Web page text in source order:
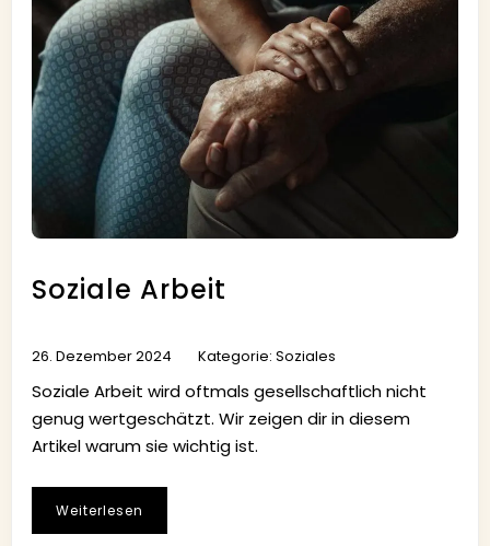
Soziale Arbeit
26. Dezember 2024 Kategorie: Soziales
Soziale Arbeit wird oftmals gesellschaftlich nicht
genug wertgeschätzt. Wir zeigen dir in diesem
Artikel warum sie wichtig ist.
Weiterlesen